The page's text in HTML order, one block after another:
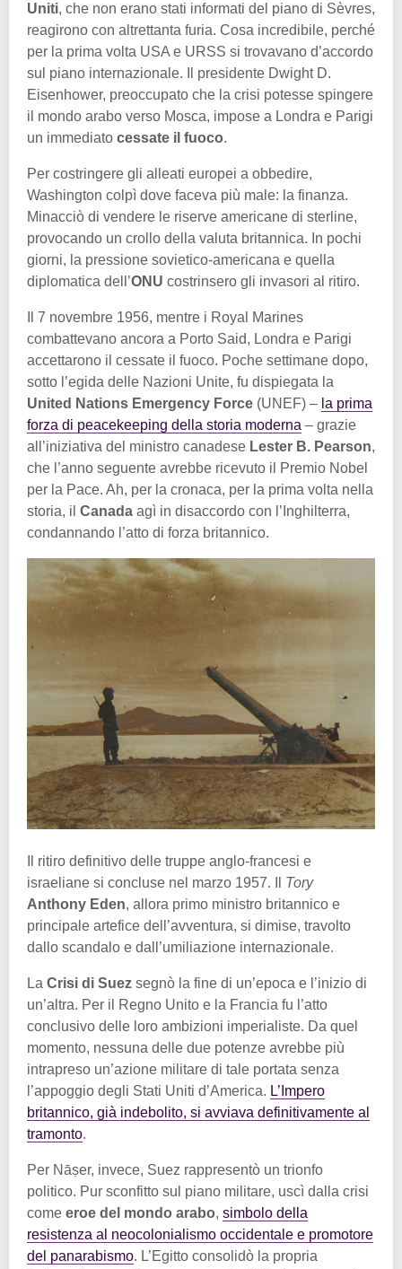
Uniti, che non erano stati informati del piano di Sèvres,
reagirono con altrettanta furia. Cosa incredibile, perché
per la prima volta USA e URSS si trovavano d’accordo
sul piano internazionale. Il presidente Dwight D.
Eisenhower, preoccupato che la crisi potesse spingere
il mondo arabo verso Mosca, impose a Londra e Parigi
un immediato cessate il fuoco.
Per costringere gli alleati europei a obbedire,
Washington colpì dove faceva più male: la finanza.
Minacciò di vendere le riserve americane di sterline,
provocando un crollo della valuta britannica. In pochi
giorni, la pressione sovietico-americana e quella
diplomatica dell’ONU costrinsero gli invasori al ritiro.
Il 7 novembre 1956, mentre i Royal Marines
combattevano ancora a Porto Said, Londra e Parigi
accettarono il cessate il fuoco. Poche settimane dopo,
sotto l’egida delle Nazioni Unite, fu dispiegata la
United Nations Emergency Force (UNEF) – la prima
forza di peacekeeping della storia moderna – grazie
all’iniziativa del ministro canadese Lester B. Pearson,
che l’anno seguente avrebbe ricevuto il Premio Nobel
per la Pace. Ah, per la cronaca, per la prima volta nella
storia, il Canada agì in disaccordo con l’Inghilterra,
condannando l’atto di forza britannico.
Il ritiro definitivo delle truppe anglo-francesi e
israeliane si concluse nel marzo 1957. Il Tory
Anthony Eden, allora primo ministro britannico e
principale artefice dell’avventura, si dimise, travolto
dallo scandalo e dall’umiliazione internazionale.
La Crisi di Suez segnò la fine di un’epoca e l’inizio di
un’altra. Per il Regno Unito e la Francia fu l’atto
conclusivo delle loro ambizioni imperialiste. Da quel
momento, nessuna delle due potenze avrebbe più
intrapreso un’azione militare di tale portata senza
l’appoggio degli Stati Uniti d’America. L’Impero
britannico, già indebolito, si avviava definitivamente al
tramonto.
Per Nāṣer, invece, Suez rappresentò un trionfo
politico. Pur sconfitto sul piano militare, uscì dalla crisi
come eroe del mondo arabo, simbolo della
resistenza al neocolonialismo occidentale e promotore
del panarabismo. L’Egitto consolidò la propria